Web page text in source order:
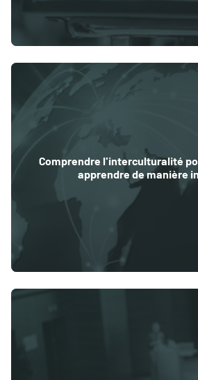
Comprendre l'interculturalité
apprendre de manière